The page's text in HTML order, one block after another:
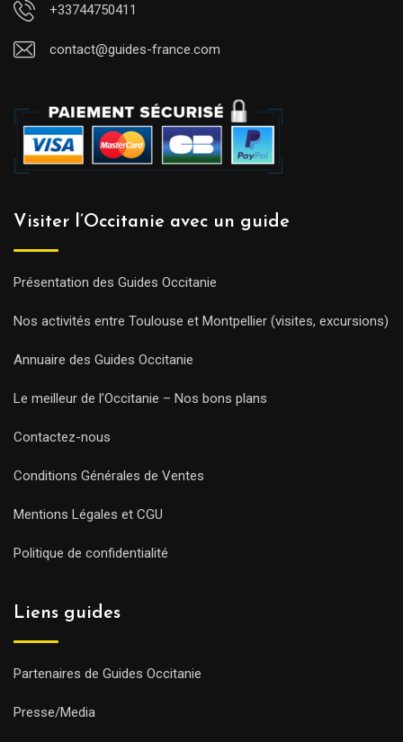
+33744750411
contact@guides-france.com
Visiter l’Occitanie avec un guide
Présentation des Guides Occitanie
Nos activités entre Toulouse et Montpellier (visites, excursions)
Annuaire des Guides Occitanie
Le meilleur de l’Occitanie – Nos bons plans
Contactez-nous
Conditions Générales de Ventes
Mentions Légales et CGU
Politique de confidentialité
Liens guides
Partenaires de Guides Occitanie
Presse/Media